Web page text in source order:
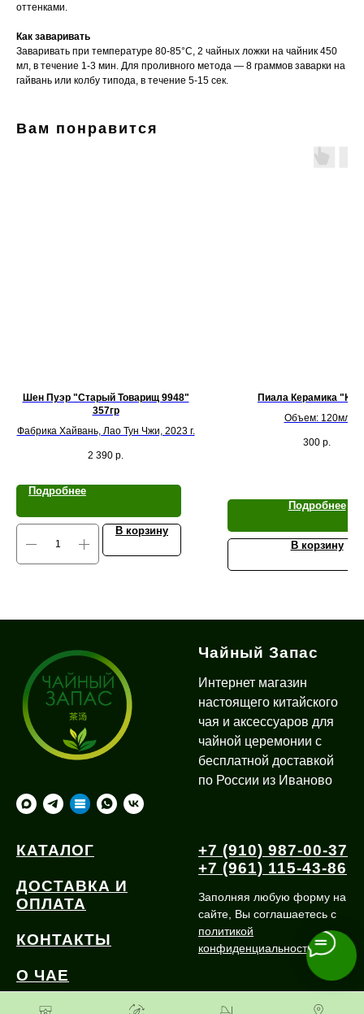
оттенками.
Как заваривать
Заваривать при температуре 80-85°C, 2 чайных ложки на чайник 450
мл, в течение 1-3 мин. Для проливного метода — 8 граммов заварки на
гайвань или колбу типода, в течение 5-15 сек.
Вам понравится
Шен Пуэр "Старый Товарищ 9948"
357гр
Фабрика Хайвань, Лао Тун Чжи, 2023 г.
2 390 р.
Подробнее
В корзину
Пиала Керамика
Объем: 120мл
300 р.
Подробнее
В корзину
Чайный Запас
Интернет магазин
настоящего китайского
чая и аксессуаров для
чайной церемонии с
бесплатной доставкой
по России из Иваново
КАТАЛОГ
ДОСТАВКА И
ОПЛАТА
КОНТАКТЫ
О ЧАЕ
+7 (910) 987-00-37
+7 (961) 115-43-86
Заполняя любую форму на
сайте, Вы соглашаетесь с
политикой
конфиденциальности